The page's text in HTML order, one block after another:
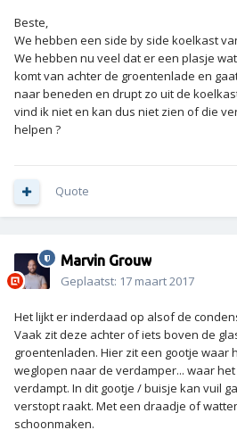
Beste,
We hebben een side by side koelkast
We hebben nu veel dat er een plasje
komt van achter de groentenlade en
naar beneden en drupt zo uit de
vind ik niet en kan dus niet zien of die
helpen ?
Quote
Marvin Grouw
Geplaatst: 17 maart 2017
Het lijkt er inderdaad op alsof de
Vaak zit deze achter of iets boven de
groentenladen. Hier zit een gootje waar
weglopen naar de verdamper... waar
verdampt. In dit gootje / buisje kan vuil
verstopt raakt. Met een draadje of
schoonmaken.